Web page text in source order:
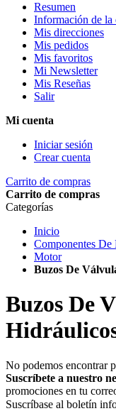
Resumen
Información de la
Mis direcciones
Mis pedidos
Mis favoritos
Mi Newsletter
Mis Reseñas
Salir
Mi cuenta
Iniciar sesión
Crear cuenta
Carrito de compras
Carrito de compras
Categorías
Inicio
Componentes De
Motor
Buzos De
Buzos De
No podemos encontrar
Suscríbete a nuestro
promociones en tu
Suscríbase al boletín